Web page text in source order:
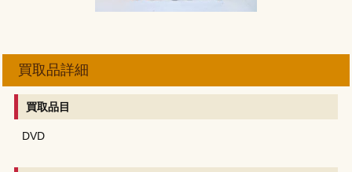
買取品詳細
買取品目
DVD